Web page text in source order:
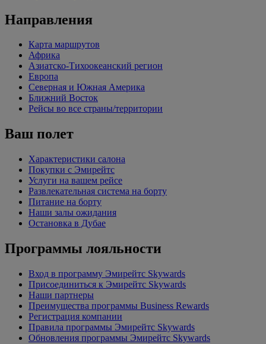
Направления
Карта маршрутов
Африка
Азиатско-Тихоокеанский регион
Европа
Северная и Южная Америка
Ближний Восток
Рейсы во все страны/территории
Ваш полет
Характеристики салона
Покупки с Эмирейтс
Услуги на вашем рейсе
Развлекательная система на борту
Питание на борту
Наши залы ожидания
Остановка в Дубае
Программы лояльности
Вход в программу Эмирейтс Skywards
Присоединиться к Эмирейтс Skywards
Наши партнеры
Преимущества программы Business Rewards
Регистрация компании
Правила программы Эмирейтс Skywards
Обновления программы Эмирейтс Skywards